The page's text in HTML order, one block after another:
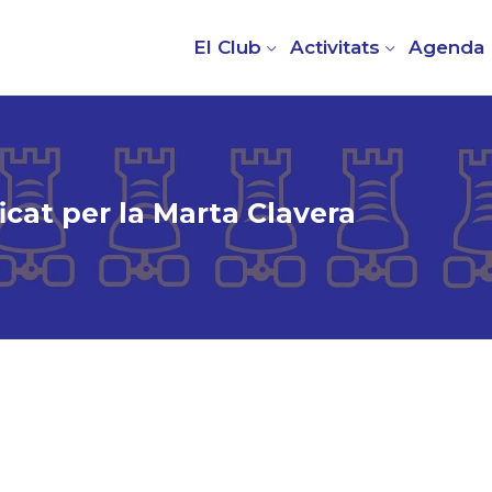
El Club Activitats Agenda
per la Marta Clavera